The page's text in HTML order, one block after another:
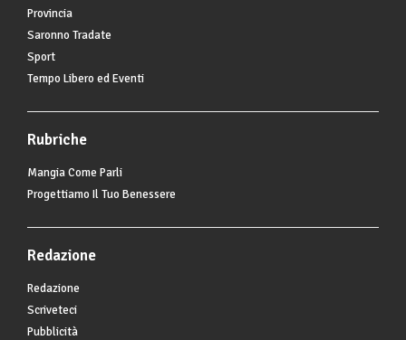
Provincia
Saronno Tradate
Sport
Tempo Libero ed Eventi
Rubriche
Mangia Come Parli
Progettiamo Il Tuo Benessere
Redazione
Redazione
Scriveteci
Pubblicità